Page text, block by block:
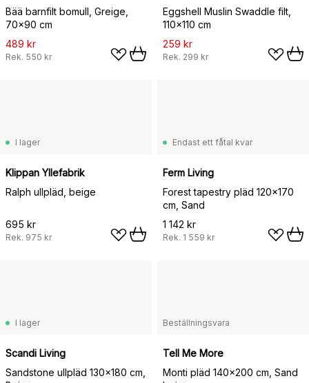
Bää barnfilt bomull, Greige,
70x90 cm
489 kr
Rek. 550 kr
Eggshell Muslin Swaddle filt,
110x110 cm
259 kr
Rek. 299 kr
I lager
Klippan Yllefabrik
Ralph ullpläd, beige
695 kr
Rek. 975 kr
Endast ett fåtal kvar
Ferm Living
Forest tapestry pläd 120x170
cm, Sand
1 142 kr
Rek. 1 559 kr
I lager
Scandi Living
Sandstone ullpläd 130x180 cm,
Beställningsvara
Tell Me More
Monti pläd 140x200 cm, Sand